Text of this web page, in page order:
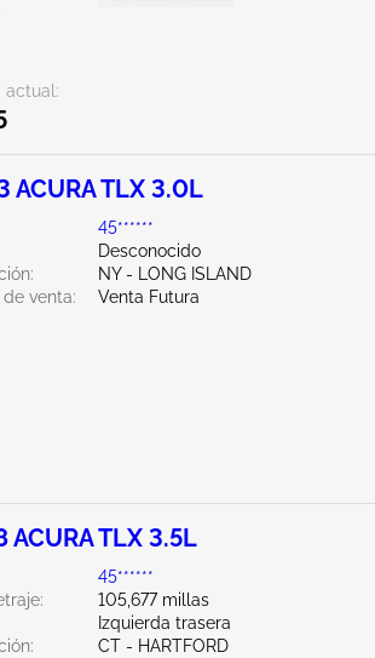
actual:
ACURA TLX 3.0L
45******
Desconocido
NY - LONG ISLAND
de venta:
Venta Futura
ACURA TLX 3.5L
45******
105,677 millas
Izquierda trasera
CT - HARTFORD